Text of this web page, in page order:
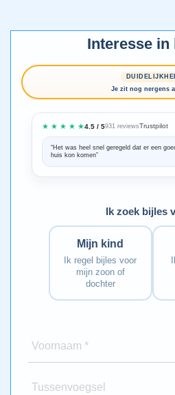
Interesse in
Je zit nog nergens
★ ★ ★ ★ ★4.5 / 5931 reviewsTrustpilot
“Het was heel snel geregeld dat er een
huis kon komen”
Ik zoek bijles
Mijn kind
Ik regel bijles voor
mijn zoon of
dochter
Voornaam *
Tussenvoegsel